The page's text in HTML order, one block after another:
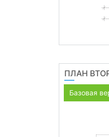
ПЛАН
Базовая